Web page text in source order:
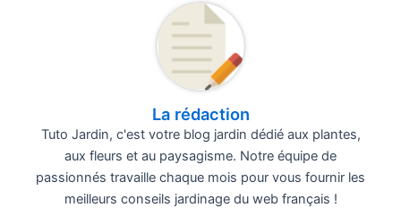
La rédaction
Tuto Jardin, c'est votre blog jardin dédié aux plantes,
aux fleurs et au paysagisme. Notre équipe de
passionnés travaille chaque mois pour vous fournir les
meilleurs conseils jardinage du web français !